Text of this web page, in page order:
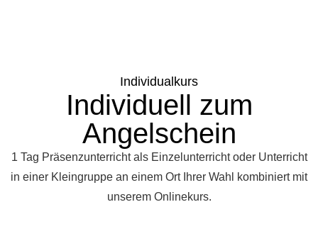
Individualkurs
Individuell zum
Angelschein
1 Tag Präsenzunterricht als Einzelunterricht oder Unterricht
in einer Kleingruppe an einem Ort Ihrer Wahl kombiniert mit
unserem Onlinekurs.